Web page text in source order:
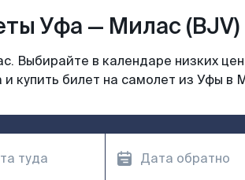
Уфа — Милас (BJV)
Выбирайте в календаре низких
купить билет на самолет из Уфы в